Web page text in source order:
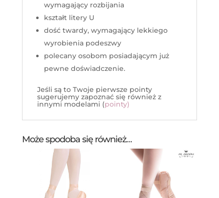
wymagający rozbijania
kształt litery U
dość twardy, wymagający lekkiego
wyrobienia podeszwy
polecany osobom posiadającym już
pewne doświadczenie.
Jeśli są to Twoje pierwsze pointy
sugerujemy zapoznać się również z
innymi modelami (pointy)
Może spodoba się również…